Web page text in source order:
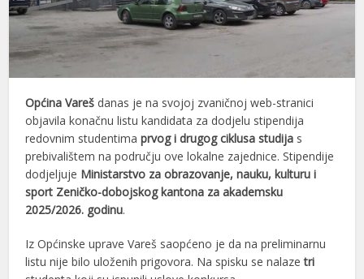
Općina Vareš danas je na svojoj zvaničnoj web-stranici
objavila konačnu listu kandidata za dodjelu stipendija
redovnim studentimaprvog i drugog ciklusa studija s
prebivalištem na području ove lokalne zajednice. Stipendije
dodjeljuje Ministarstvo za obrazovanje, nauku, kulturu i
sport Zeničko-dobojskog kantona za akademsku
2025/2026. godinu.
Iz Općinske uprave Vareš saopćeno je da na preliminarnu
listu nije bilo uloženih prigovora. Na spisku se nalazetri